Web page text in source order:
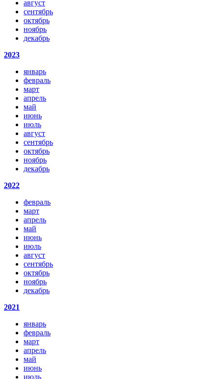
август
сентябрь
октябрь
ноябрь
декабрь
2023
январь
февраль
март
апрель
май
июнь
июль
август
сентябрь
октябрь
ноябрь
декабрь
2022
февраль
март
апрель
май
июнь
июль
август
сентябрь
октябрь
ноябрь
декабрь
2021
январь
февраль
март
апрель
май
июнь
июль